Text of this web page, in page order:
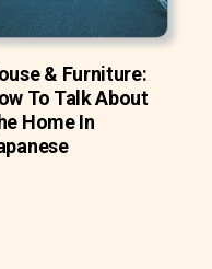
& Furniture:
To Talk About
Home In